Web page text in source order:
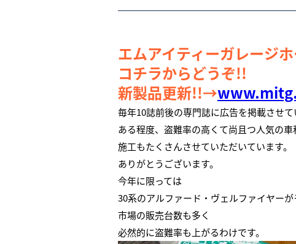
エムアイティーガレージ
コチラからどうぞ!!
新製品更新!!→
毎年10誌前後の専門誌に広告を掲載させて
ある程度、盗難率の高くて尚且つ人気の
施工もたくさんさせていただいています。
ありがとうございます。
今年に限っては
30系のアルファード・ヴェルファイヤー
市場の販売台数も多く
必然的に盗難率も上がるわけです。